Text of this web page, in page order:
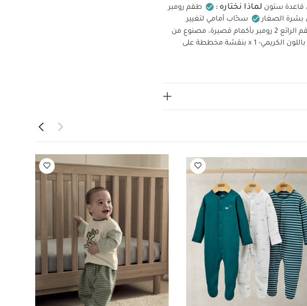
لماذا نختاره :
طقم رومبر
بشرة الصغار
سحّاب أمامي لتغيير
يتضمن هذا الطقم الرائع 2 رومبر بأكمام قصيرة، مصنوع من
100% قطن مع سحّاب أمامي.1 x بنقشة باراديس على قاعدة باللون الكريمي- 1 x بنقشة مخططة على
قطع
طقم بيجاما لباس قطعة واحدة بنقشة